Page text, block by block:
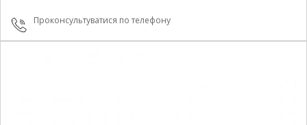
Проконсультуватися по телефону